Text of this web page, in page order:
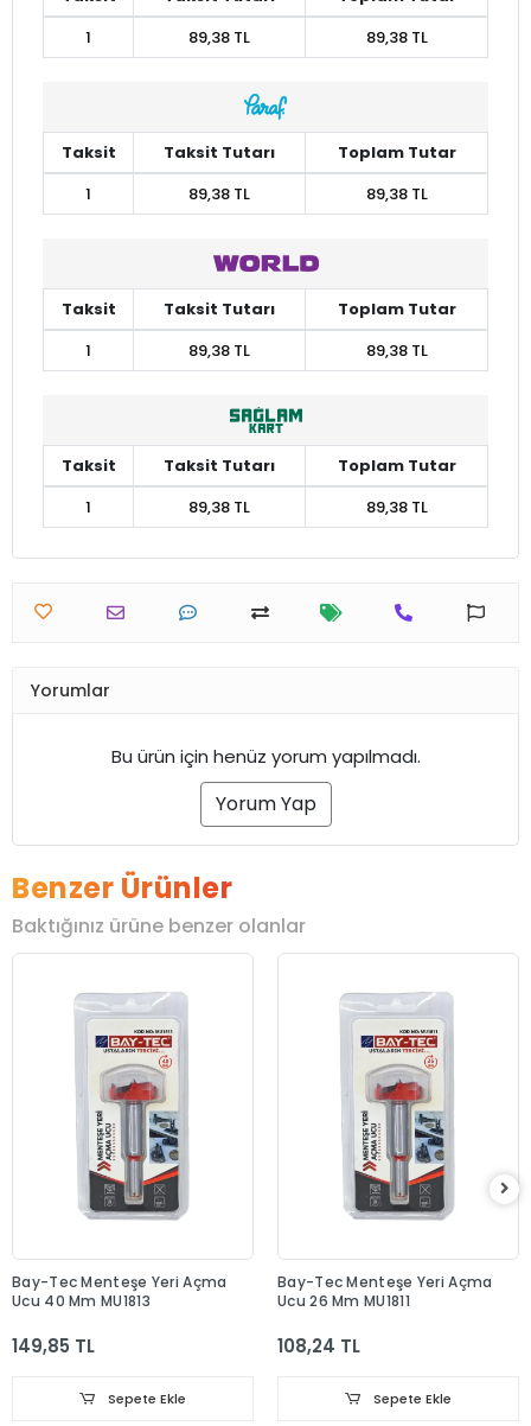
1
89,38 TL 89,38 TL
Taksit Taksit Tutarı
Toplam Tutar
1
89,38 TL 89,38 TL
Taksit Taksit Tutarı
Toplam Tutar
1
89,38 TL 89,38 TL
Taksit Taksit Tutarı
Toplam Tutar
1
89,38 TL 89,38 TL
Yorumlar
Bu ürün için henüz yorum yapılmadı.
Yorum Yap
Benzer Ürünler
Baktığınız ürüne benzer olanlar
Bay-Tec Menteşe Yeri Açma
Ucu 40 Mm MU1813
149,85 TL
Sepete Ekle
Bay-Tec Menteşe Yeri Açma
Ucu 26 Mm MU1811
108,24 TL
Sepete Ekle